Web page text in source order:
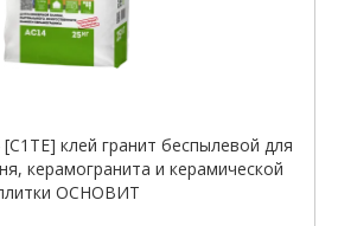
клей гранит беспылевой для
керамогранита и керамической
ОСНОВИТ